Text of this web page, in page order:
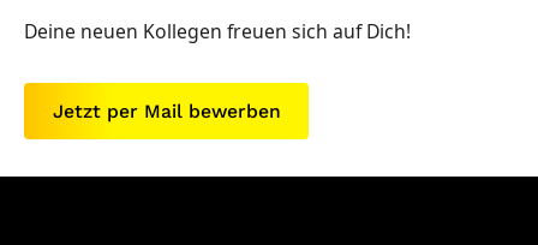
Deine neuen Kollegen freuen sich auf Dich!
Jetzt per Mail bewerben